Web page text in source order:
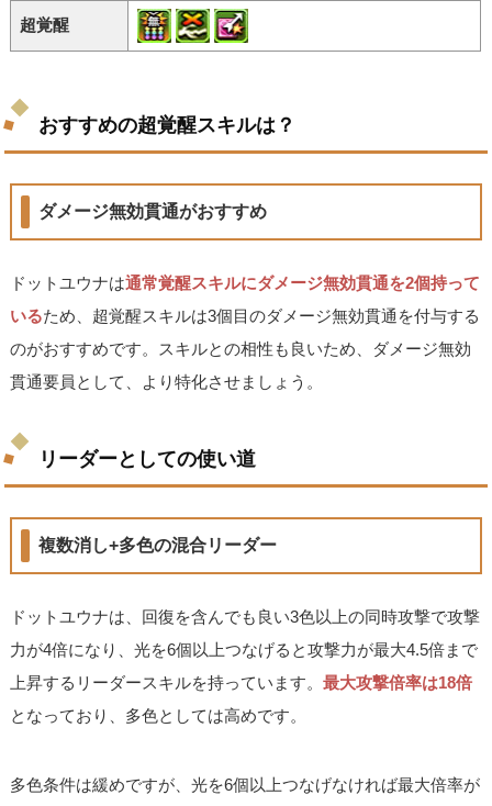
超覚醒
おすすめの超覚醒スキルは？
ダメージ無効貫通がおすすめ
ドットユウナは通常覚醒スキルにダメージ無効貫通を2個持って
いるため、超覚醒スキルは3個目のダメージ無効貫通を付与する
のがおすすめです。スキルとの相性も良いため、ダメージ無効
貫通要員として、より特化させましょう。
リーダーとしての使い道
複数消し+多色の混合リーダー
ドットユウナは、回復を含んでも良い3色以上の同時攻撃で攻撃
力が4倍になり、光を6個以上つなげると攻撃力が最大4.5倍まで
上昇するリーダースキルを持っています。最大攻撃倍率は18倍
となっており、多色としては高めです。
多色条件は緩めですが、光を6個以上つなげなければ最大倍率が